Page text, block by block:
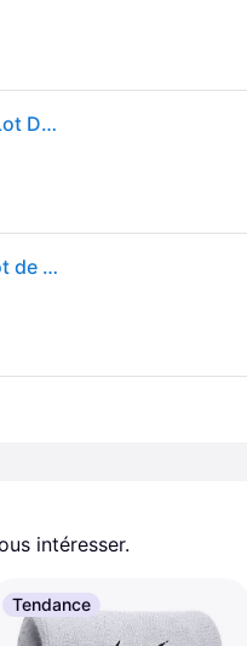
Bracelets 8 Cm Under Armour Performance Pour Homme (Lot De 2) Noir / Blanc Taille Unique
Bracelets 8 cm Under Armour Performance pour homme (lot de 2) Noir / Blanc Taille unique
intéresser.
Tendance